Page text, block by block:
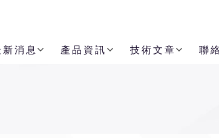
新消息 產品資訊 技術文章 聯